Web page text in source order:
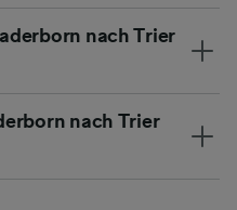
nach Trier
nach Trier